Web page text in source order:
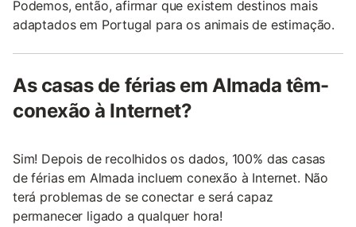
Podemos, então, afirmar que existem destinos mais
adaptados em Portugal para os animais de estimação.
As casas de férias em Almada têm-
conexão à Internet?
Sim! Depois de recolhidos os dados, 100% das casas
de férias em Almada incluem conexão à Internet. Não
terá problemas de se conectar e será capaz
permanecer ligado a qualquer hora!